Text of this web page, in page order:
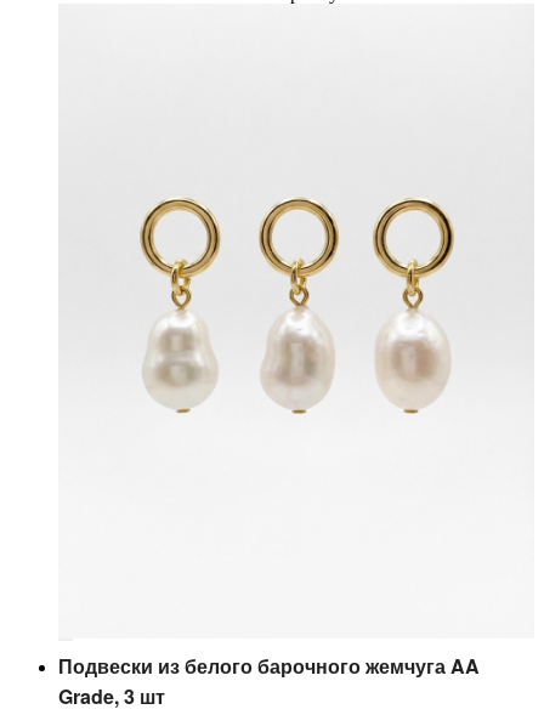
Подвески из белого барочного жемчуга AA
Grade, 3 шт